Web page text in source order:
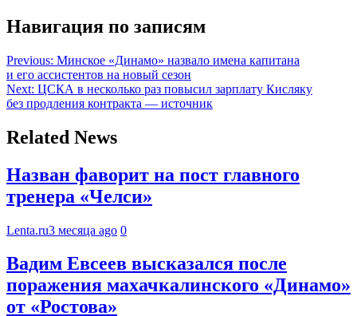
Навигация по записям
Previous: Минское «Динамо» назвало имена капитана
и его ассистентов на новый сезон
Next: ЦСКА в несколько раз повысил зарплату Кисляку
без продления контракта — источник
Related News
Назван фаворит на пост главного
тренера «Челси»
Lenta.ru3 месяца ago 0
Вадим Евсеев высказался после
поражения махачкалинского «Динамо»
от «Ростова»